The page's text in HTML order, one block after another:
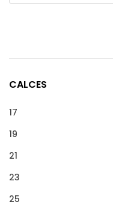
CALCES
17
19
21
23
25